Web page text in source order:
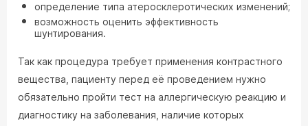
определение типа атеросклеротических изменений;
возможность оценить эффективность
шунтирования.
Так как процедура требует применения контрастного
вещества, пациенту перед её проведением нужно
обязательно пройти тест на аллергическую реакцию и
диагностику на заболевания, наличие которых